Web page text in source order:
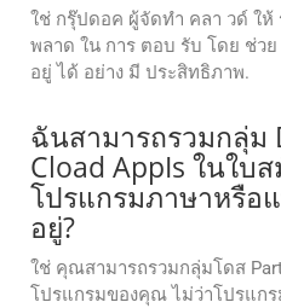
ใช่ กรุ๊ปดอค ผู้จัดทํา คลา วด์ ใ
พลาด ใน การ ตอบ รับ โดย ช่ว
อยู่ ได้ อย่าง มี ประสิทธิภาพ.
ฉันสามารถรวมกลุ่ม
Cload AppIs ในใบ
โปรแกรมภาษาหรื
อยู่?
ใช่ คุณสามารถรวมกลุ่มโดส
โปรแกรมของคุณ ไม่ว่าโปรแก